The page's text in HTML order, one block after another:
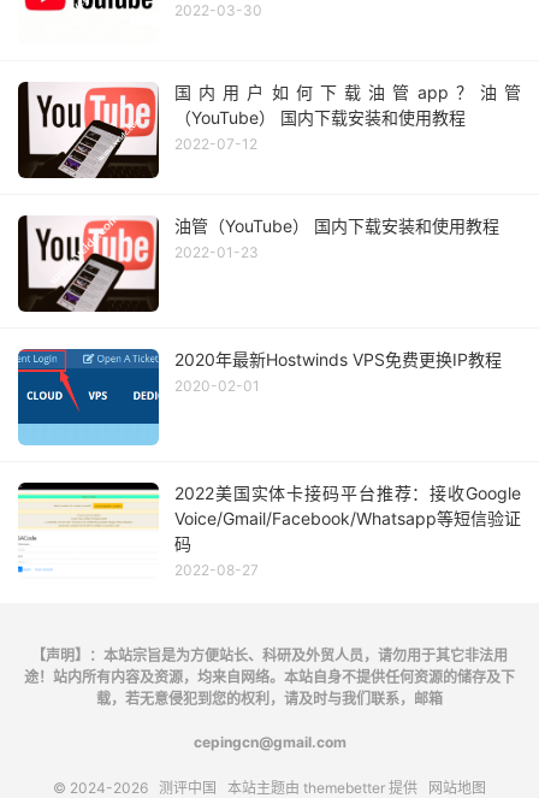
2022-03-30
国内用户如何下载油管app？油管
（YouTube） 国内下载安装和使用教程
2022-07-12
油管（YouTube） 国内下载安装和使用教程
2022-01-23
2020年最新Hostwinds VPS免费更换IP教程
2020-02-01
2022美国实体卡接码平台推荐：接收Google
Voice/Gmail/Facebook/Whatsapp等短信验证
码
2022-08-27
【声明】：本站宗旨是为方便站长、科研及外贸人员，请勿用于其它非法用
途！站内所有内容及资源，均来自网络。本站自身不提供任何资源的储存及下
载，若无意侵犯到您的权利，请及时与我们联系，邮箱
cepingcn@gmail.com
© 2024-2026 测评中国 本站主题由 themebetter 提供 网站地图